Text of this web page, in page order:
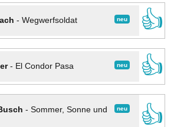
neu
- Wegwerfsoldat
👍
neu
- El Condor Pasa
👍
neu
- Sommer, Sonne und
👍